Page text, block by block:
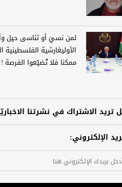
لمن نسيَ أو تناسى حيل
الأوليغارشية الفلسطينية
ممكنا فلا تُضيّعوا الفرصة !
تريد الاشتراك في نشرتنا
الإلكتروني: